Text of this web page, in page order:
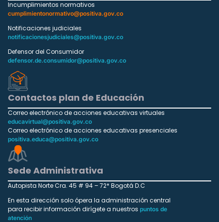
Incumplimientos normativos
cumplimientonormativo@positiva.gov.co
Notificaciones judiciales
notificacionesjudiciales@positiva.gov.co
Defensor del Consumidor
defensor.de.consumidor@positiva.gov.co
Contactos plan de Educación
Correo electrónico de acciones educativas virtuales
educavirtual@positiva.gov.co
Correo electrónico de acciones educativas presenciales
positiva.educa@positiva.gov.co
Sede Administrativa
Autopista Norte Cra. 45 # 94 – 72* Bogotá D.C
En esta dirección solo ópera la administración central
para recibir información dirígete a nuestros puntos de
atención